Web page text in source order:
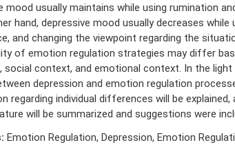
mood usually maintains while using rumination
hand, depressive mood usually decreases while
and changing the viewpoint regarding the
of emotion regulation strategies may differ
social context, and emotional context. In the
depression and emotion regulation
regarding individual differences will be explained,
will be summarized and suggestions were
Emotion Regulation, Depression, Emotion